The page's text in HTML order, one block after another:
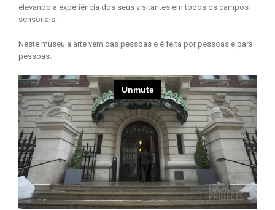
elevando a experiência dos seus visitantes em todos os campos
sensoriais.
Neste museu a arte vem das pessoas e é feita por pessoas e para
pessoas.